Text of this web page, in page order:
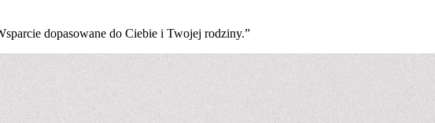
dopasowane do Ciebie i Twojej rodziny.”